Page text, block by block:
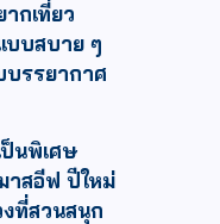
กเที่ยว
บบสบาย ๆ
บรรยากาศ
ป็นพิเศษ
าสอีฟ ปีใหม่
ที่สวนสนุก